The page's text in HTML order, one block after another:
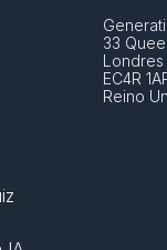
33
Londres
EC4R
Reino